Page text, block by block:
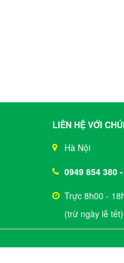
LIÊN HỆ VỚI
Hà Nội
0949 854 380 -
Trực 8h00 -
(trừ ngày lễ tết)